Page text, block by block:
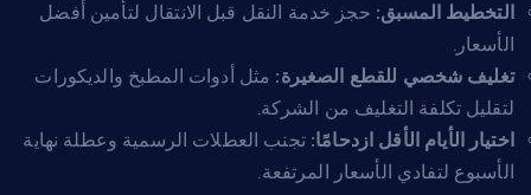
التخطيط المسبق: حجز خدمة النقل قبل الانتقال لتأمين أفضل
الأسعار.
تغليف شخصي للقطع الصغيرة: مثل أدوات المطبخ والديكورات
لتقليل تكلفة التغليف من الشركة.
اختيار الأيام الأقل ازدحامًا: تجنب العطلات الرسمية وعطلة نهاية
الأسبوع لتفادي الأسعار المرتفعة.